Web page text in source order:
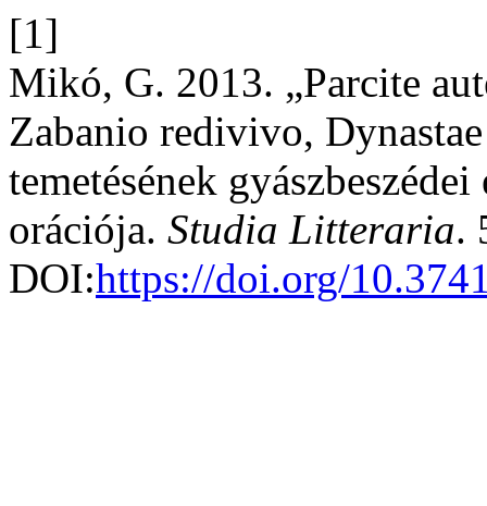
[1]
Mikó, G. 2013. „Parcite
Zabanio redivivo,
temetésének
orációja. Studia Litteraria.
DOI:https://doi.org/